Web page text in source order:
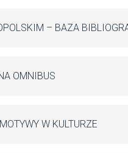
– BAZA
OMNIBUS
W KULTURZE